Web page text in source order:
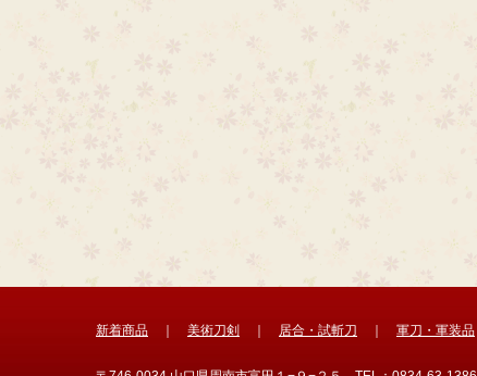
新着商品 美術刀剣 居合・試斬刀 軍刀・軍装品